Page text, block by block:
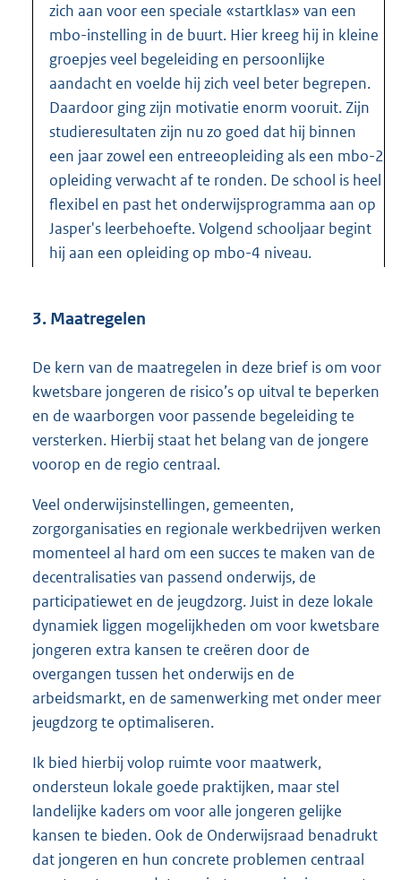
zich aan voor een speciale «startklas» van een
mbo-instelling in de buurt. Hier kreeg hij in kleine
groepjes veel begeleiding en persoonlijke
aandacht en voelde hij zich veel beter begrepen.
Daardoor ging zijn motivatie enorm vooruit. Zijn
studieresultaten zijn nu zo goed dat hij binnen
een jaar zowel een entreeopleiding als een mbo-2
opleiding verwacht af te ronden. De school is heel
flexibel en past het onderwijsprogramma aan op
Jasper's leerbehoefte. Volgend schooljaar begint
hij aan een opleiding op mbo-4 niveau.
3. Maatregelen
De kern van de maatregelen in deze brief is om voor
kwetsbare jongeren de risico’s op uitval te beperken
en de waarborgen voor passende begeleiding te
versterken. Hierbij staat het belang van de jongere
voorop en de regio centraal.
Veel onderwijsinstellingen, gemeenten,
zorgorganisaties en regionale werkbedrijven werken
momenteel al hard om een succes te maken van de
decentralisaties van passend onderwijs, de
participatiewet en de jeugdzorg. Juist in deze lokale
dynamiek liggen mogelijkheden om voor kwetsbare
jongeren extra kansen te creëren door de
overgangen tussen het onderwijs en de
arbeidsmarkt, en de samenwerking met onder meer
jeugdzorg te optimaliseren.
Ik bied hierbij volop ruimte voor maatwerk,
ondersteun lokale goede praktijken, maar stel
landelijke kaders om voor alle jongeren gelijke
kansen te bieden. Ook de Onderwijsraad benadrukt
dat jongeren en hun concrete problemen centraal